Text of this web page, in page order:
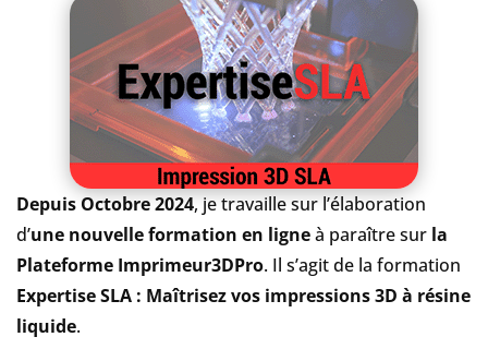
Depuis Octobre 2024, je travaille sur l’élaboration
d’une nouvelle formation en ligneà paraître sur la
Plateforme Imprimeur3DPro. Il s’agit de la formation
Expertise SLA : Maîtrisez vos impressions 3D à résine
liquide.